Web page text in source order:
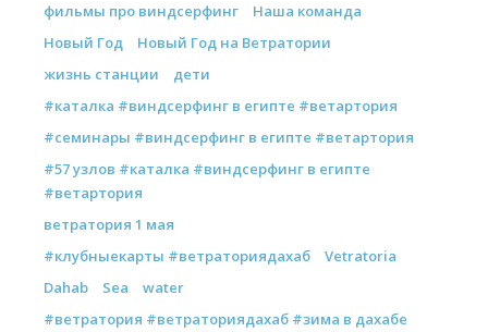
фильмы про виндсерфинг
Наша команда
Новый Год
Новый Год на Ветратории
жизнь станции
дети
#каталка #виндсерфинг в египте #ветартория
#семинары #виндсерфинг в египте #ветартория
#57 узлов #каталка #виндсерфинг в египте
#ветартория
ветратория 1 мая
#клубныекарты #ветраториядахаб
Vetratoria
Dahab
Sea
water
#ветратория #ветраториядахаб #зима в дахабе